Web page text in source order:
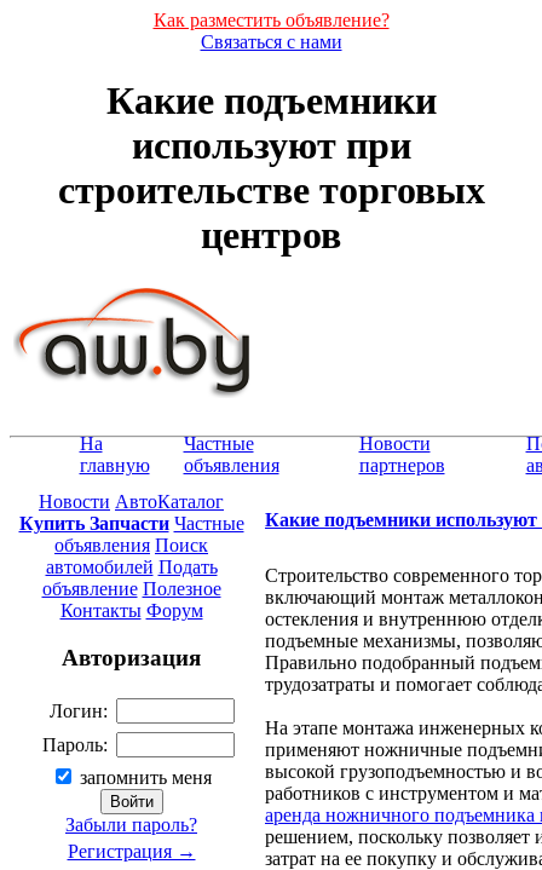
Как разместить объявление?
Связаться с нами
Какие подъемники
используют при
строительстве торговых
центров
На
главную
Частные
объявления
Новости
партнеров
Новости АвтоКаталог
Купить Запчасти Частные
объявления Поиск
автомобилей Подать
объявление Полезное
Контакты Форум
Авторизация
Логин:
Пароль:
запомнить меня
Забыли пароль?
Регистрация →
Какие подъемники используют
Строительство современного
включающий монтаж
остекления и внутреннюю
подъемные механизмы,
Правильно подобранный
трудозатраты и помогает
На этапе монтажа инженерных
применяют ножничные
высокой грузоподъемностью и
работников с инструментом и
аренда ножничного
решением, поскольку позволяет
затрат на ее покупку и